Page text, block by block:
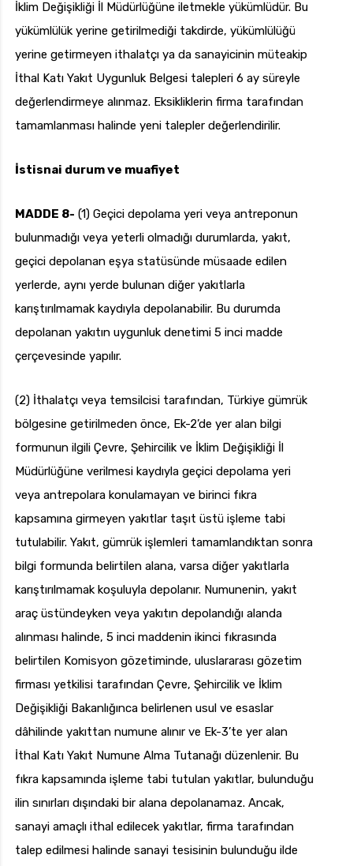
İklim Değişikliği İl Müdürlüğüne iletmekle yükümlüdür. Bu
yükümlülük yerine getirilmediği takdirde, yükümlülüğü
yerine getirmeyen ithalatçı ya da sanayicinin müteakip
İthal Katı Yakıt Uygunluk Belgesi talepleri 6 ay süreyle
değerlendirmeye alınmaz. Eksikliklerin firma tarafından
tamamlanması halinde yeni talepler değerlendirilir.
İstisnai durum ve muafiyet
MADDE 8- (1) Geçici depolama yeri veya antreponun
bulunmadığı veya yeterli olmadığı durumlarda, yakıt,
geçici depolanan eşya statüsünde müsaade edilen
yerlerde, aynı yerde bulunan diğer yakıtlarla
karıştırılmamak kaydıyla depolanabilir. Bu durumda
depolanan yakıtın uygunluk denetimi 5 inci madde
çerçevesinde yapılır.
(2) İthalatçı veya temsilcisi tarafından, Türkiye gümrük
bölgesine getirilmeden önce, Ek-2’de yer alan bilgi
formunun ilgili Çevre, Şehircilik ve İklim Değişikliği İl
Müdürlüğüne verilmesi kaydıyla geçici depolama yeri
veya antrepolara konulamayan ve birinci fıkra
kapsamına girmeyen yakıtlar taşıt üstü işleme tabi
tutulabilir. Yakıt, gümrük işlemleri tamamlandıktan sonra
bilgi formunda belirtilen alana, varsa diğer yakıtlarla
karıştırılmamak koşuluyla depolanır. Numunenin, yakıt
araç üstündeyken veya yakıtın depolandığı alanda
alınması halinde, 5 inci maddenin ikinci fıkrasında
belirtilen Komisyon gözetiminde, uluslararası gözetim
firması yetkilisi tarafından Çevre, Şehircilik ve İklim
Değişikliği Bakanlığınca belirlenen usul ve esaslar
dâhilinde yakıttan numune alınır ve Ek-3’te yer alan
İthal Katı Yakıt Numune Alma Tutanağı düzenlenir. Bu
fıkra kapsamında işleme tabi tutulan yakıtlar, bulunduğu
ilin sınırları dışındaki bir alana depolanamaz. Ancak,
sanayi amaçlı ithal edilecek yakıtlar, firma tarafından
talep edilmesi halinde sanayi tesisinin bulunduğu ilde